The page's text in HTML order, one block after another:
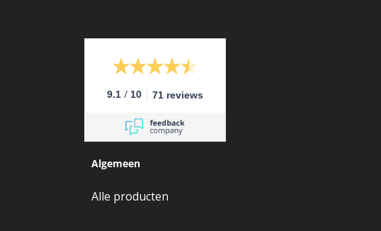
9.1 / 10 71 reviews
Algemeen
Alle producten